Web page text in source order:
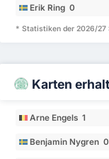
Erik Ring 0
* Statistiken der 2026/27
Karten
Arne Engels 1
Benjamin Nygren 0